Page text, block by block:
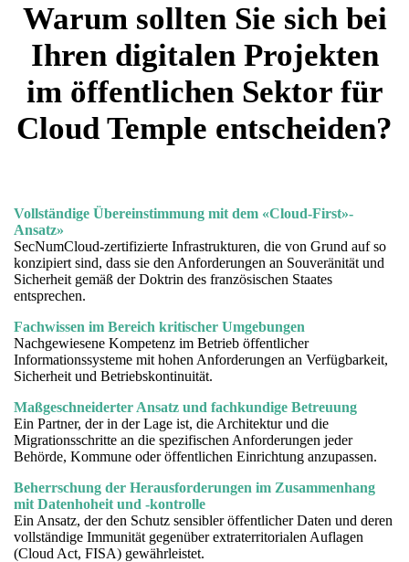
Warum sollten Sie sich bei
Ihren digitalen Projekten
im öffentlichen Sektor für
Cloud Temple entscheiden?
Vollständige Übereinstimmung mit dem «Cloud-First»-
Ansatz»
SecNumCloud-zertifizierte Infrastrukturen, die von Grund auf so
konzipiert sind, dass sie den Anforderungen an Souveränität und
Sicherheit gemäß der Doktrin des französischen Staates
entsprechen.
Fachwissen im Bereich kritischer Umgebungen
Nachgewiesene Kompetenz im Betrieb öffentlicher
Informationssysteme mit hohen Anforderungen an Verfügbarkeit,
Sicherheit und Betriebskontinuität.
Maßgeschneiderter Ansatz und fachkundige Betreuung
Ein Partner, der in der Lage ist, die Architektur und die
Migrationsschritte an die spezifischen Anforderungen jeder
Behörde, Kommune oder öffentlichen Einrichtung anzupassen.
Beherrschung der Herausforderungen im Zusammenhang
mit Datenhoheit und -kontrolle
Ein Ansatz, der den Schutz sensibler öffentlicher Daten und deren
vollständige Immunität gegenüber extraterritorialen Auflagen
(Cloud Act, FISA) gewährleistet.